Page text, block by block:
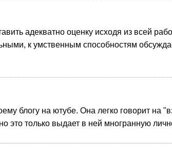
адекватно оценку исходя из всей
к умственным способностям
блогу на ютубе. Она легко говорит на
это только выдает в ней многранную